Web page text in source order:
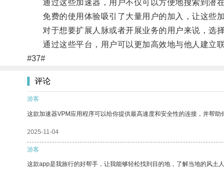
通过这些加速器，用户不仅可以方便地搜索到潜在
免费的使用体验吸引了大量用户的加入，让这些加
对于想要扩展人脉或者开展业务的用户来说，选择
通过这些平台，用户可以更加高效地与他人建立联
#37#
评论
游客
这款加速器VPM应用程序可以给你提供最高速度和安全性的连接，并帮助
2025-11-04
游客
这款app是我旅行的好帮手，让我能够轻松找到目的地，了解当地的风土人